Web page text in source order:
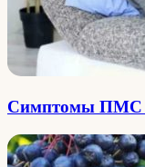
Симптомы ПМС